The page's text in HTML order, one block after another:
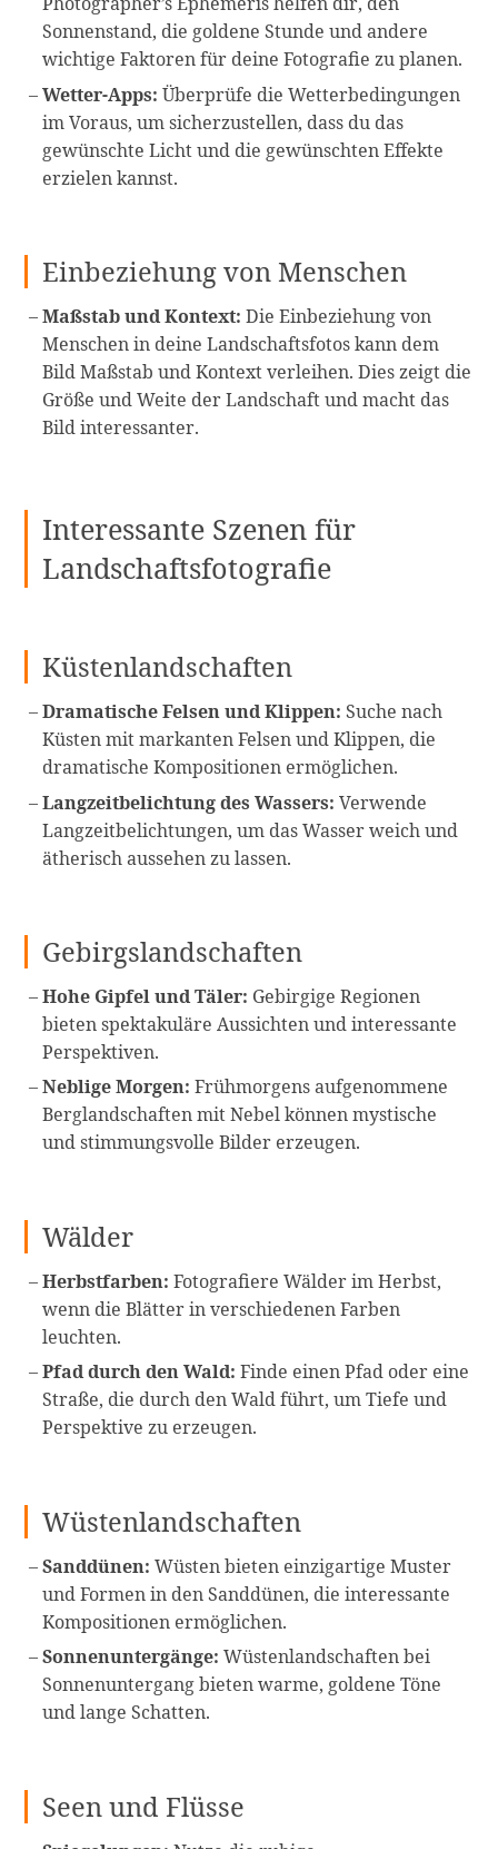
Sonnenstand, die goldene Stunde und andere
wichtige Faktoren für deine Fotografie zu planen.
Wetter-Apps: Überprüfe die Wetterbedingungen
im Voraus, um sicherzustellen, dass du das
gewünschte Licht und die gewünschten Effekte
erzielen kannst.
Einbeziehung von Menschen
Maßstab und Kontext: Die Einbeziehung von
Menschen in deine Landschaftsfotos kann dem
Bild Maßstab und Kontext verleihen. Dies zeigt die
Größe und Weite der Landschaft und macht das
Bild interessanter.
Interessante Szenen für
Landschaftsfotografie
Küstenlandschaften
Dramatische Felsen und Klippen: Suche nach
Küsten mit markanten Felsen und Klippen, die
dramatische Kompositionen ermöglichen.
Langzeitbelichtung des Wassers: Verwende
Langzeitbelichtungen, um das Wasser weich und
ätherisch aussehen zu lassen.
Gebirgslandschaften
Hohe Gipfel und Täler: Gebirgige Regionen
bieten spektakuläre Aussichten und interessante
Perspektiven.
Neblige Morgen: Frühmorgens aufgenommene
Berglandschaften mit Nebel können mystische
und stimmungsvolle Bilder erzeugen.
Wälder
Herbstfarben: Fotografiere Wälder im Herbst,
wenn die Blätter in verschiedenen Farben
leuchten.
Pfad durch den Wald: Finde einen Pfad oder eine
Straße, die durch den Wald führt, um Tiefe und
Perspektive zu erzeugen.
Wüstenlandschaften
Sanddünen: Wüsten bieten einzigartige Muster
und Formen in den Sanddünen, die interessante
Kompositionen ermöglichen.
Sonnenuntergänge: Wüstenlandschaften bei
Sonnenuntergang bieten warme, goldene Töne
und lange Schatten.
Seen und Flüsse